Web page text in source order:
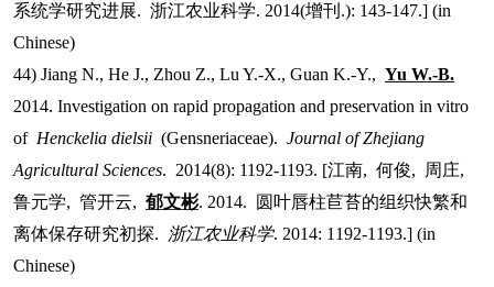
系统学研究进展. 浙江农业科学. 2014(增刊 .): 143-147.] (in
Chinese)
44) Jiang N., He J., Zhou Z., Lu Y.-X., Guan K.-Y., Yu W.-B.
2014. Investigation on rapid propagation and preservation in vitro
ofHenckelia dielsii (Gensneriaceae). Journal of Zhejiang
Agricultural Sciences. 2014(8): 1192-1193. [江南, 何俊, 周庄,
鲁元学, 管开云, 郁文彬. 2014.
圆叶唇柱苣苔的组织快繁和
离体保存研究初探. 浙江农业科学. 2014: 1192-1193.] (in
Chinese)